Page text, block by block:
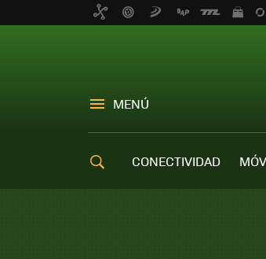
MENÚ
CONECTIVIDAD